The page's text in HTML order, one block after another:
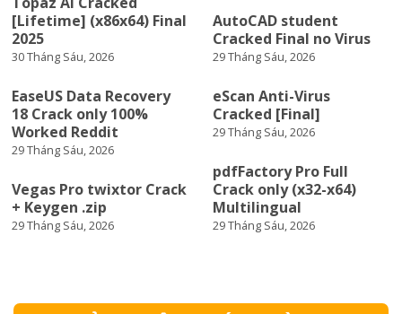
[Lifetime] (x86x64) Final
2025
30 Tháng Sáu, 2026
AutoCAD student
Cracked Final no Virus
29 Tháng Sáu, 2026
EaseUS Data Recovery
18 Crack only 100%
Worked Reddit
29 Tháng Sáu, 2026
eScan Anti-Virus
Cracked [Final]
29 Tháng Sáu, 2026
pdfFactory Pro Full
Crack only (x32-x64)
Multilingual
29 Tháng Sáu, 2026
Vegas Pro twixtor Crack
+ Keygen .zip
29 Tháng Sáu, 2026